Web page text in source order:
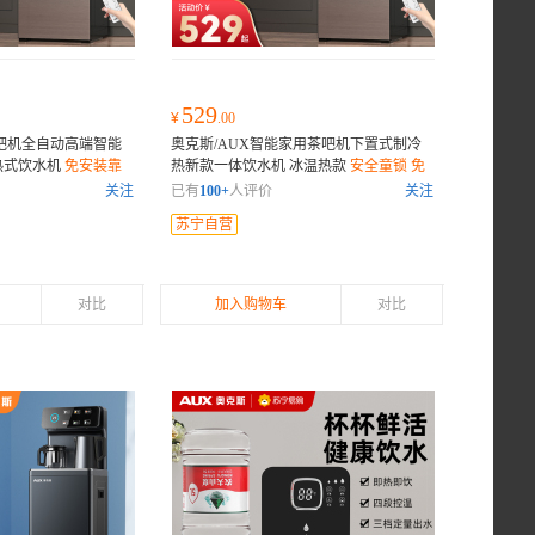
机全自动高端智能
式饮水机 免安装靠
关注
对比
¥ 529.00
奥克斯/AUX智能家用茶吧机下置式制冷
热新款一体饮水机 冰温热款 安全童锁 免
安装靠背 防干烧
已有100+人评价
关注
苏宁自营
加入购物车 对比